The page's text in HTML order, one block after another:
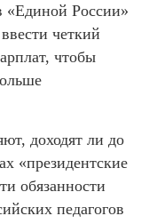
«Единой России»
четкий
чтобы
доходят ли до
«президентские
обязанности
педагогов